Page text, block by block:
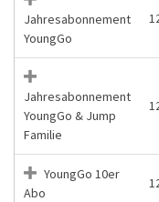
Jahresabonnement
YoungGo
Jahresabonnement
YoungGo & Jump
Familie
YoungGo 10er
Abo